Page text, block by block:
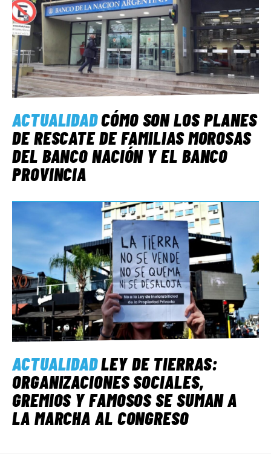
ACTUALIDADCÓMO SON LOS PLANES
DE RESCATE DE FAMILIAS MOROSAS
DEL BANCO NACIÓN Y EL BANCO
PROVINCIA
ACTUALIDADLEY DE TIERRAS:
ORGANIZACIONES SOCIALES,
GREMIOS Y FAMOSOS SE SUMAN A
LA MARCHA AL CONGRESO